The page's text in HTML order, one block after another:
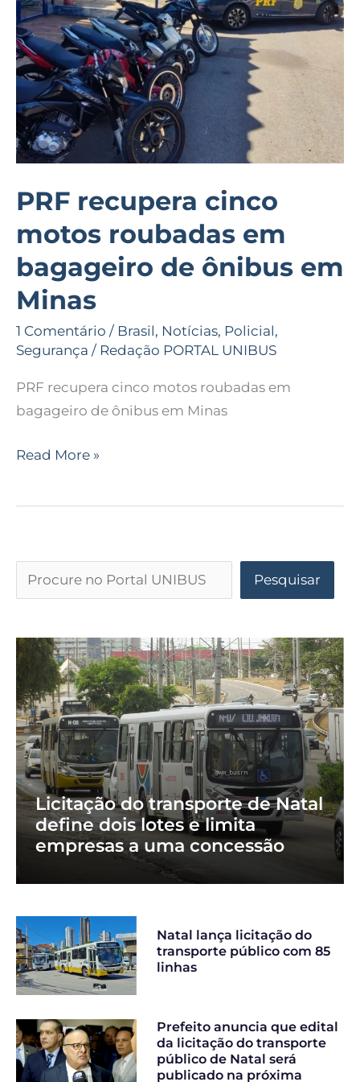
PRF recupera cinco
motos roubadas em
bagageiro de ônibus em
Minas
1 Comentário / Brasil, Notícias, Policial,
Segurança / Redação PORTAL UNIBUS
PRF recupera cinco motos roubadas em
bagageiro de ônibus em Minas
roubadas
em
bagageiro
de
ônibus
em
Minas
Read More »
Pesquisar
Licitação do transporte de Natal
define dois lotes e limita
empresas a uma concessão
Natal lança licitação do
transporte público com 85
linhas
Prefeito anuncia que edital
da licitação do transporte
público de Natal será
publicado na próxima